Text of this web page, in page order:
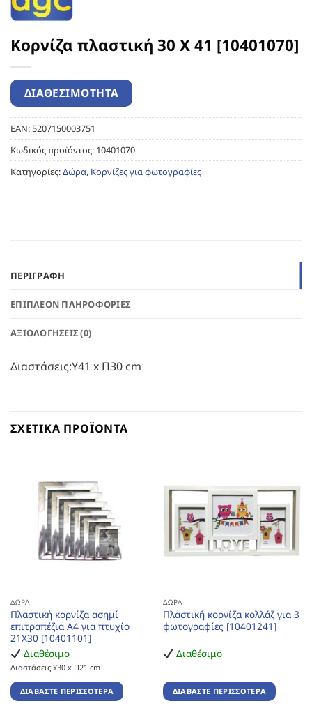
Κορνίζα πλαστική 30 Χ 41 [10401070]
EAN:5207150003751
Κωδικός προϊόντος: 10401070
Κατηγορίες:Δώρα, Κορνίζες για φωτογραφίες
ΠΕΡΙΓΡΑΦΉ
ΕΠΙΠΛΈΟΝ ΠΛΗΡΟΦΟΡΊΕΣ
ΑΞΙΟΛΟΓΉΣΕΙΣ (0)
Διαστάσεις:Υ41 x Π30 cm
ΣΧΕΤΙΚΆ ΠΡΟΪΌΝΤΑ
ΔΏΡΑ
Πλαστική κορνίζα ασημί
επιτραπέζια Α4 για πτυχίο
21Χ30 [10401101]
Διαθέσιμο
Διαστάσεις:Υ30 x Π21 cm
ΔΙΑΒΆΣΤΕ ΠΕΡΙΣΣΌΤΕΡΑ
ΔΏΡΑ
Πλαστική κορνίζα κολλάζ για 3
φωτογραφίες [10401241]
Διαθέσιμο
ΔΙΑΒΆΣΤΕ ΠΕΡΙΣΣΌΤΕΡΑ